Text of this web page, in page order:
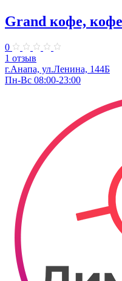
Grand кофе,
0
1 отзыв
г.Анапа, ул.Ленина, 144Б
Пн-Вс 08:00-23:00